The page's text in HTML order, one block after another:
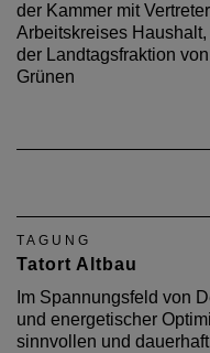
der Kammer mit
Arbeitskreises
der Landtagsfraktion
Grünen
TAGUNG
Tatort Altbau
Im Spannungsfeld von
und energetischer
sinnvollen und